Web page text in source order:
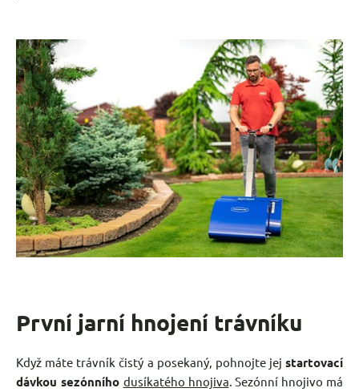
První jarní hnojení trávníku
Když máte trávník čistý a posekaný, pohnojte jej startovací
dávkou sezónního dusíkatého hnojiva. Sezónní hnojivo má